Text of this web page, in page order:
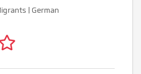
| German